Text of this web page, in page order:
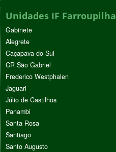
Unidades IF Farroupilha
Gabinete
Alegrete
Caçapava do Sul
CR São Gabriel
Frederico Westphalen
Jaguari
Júlio de Castilhos
Panambi
Santa Rosa
Santiago
Santo Augusto